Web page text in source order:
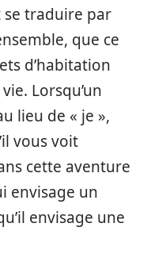
se traduire par
que ce
d’habitation
Lorsqu’un
lieu de « je »,
vous voit
cette aventure
envisage un
envisage une